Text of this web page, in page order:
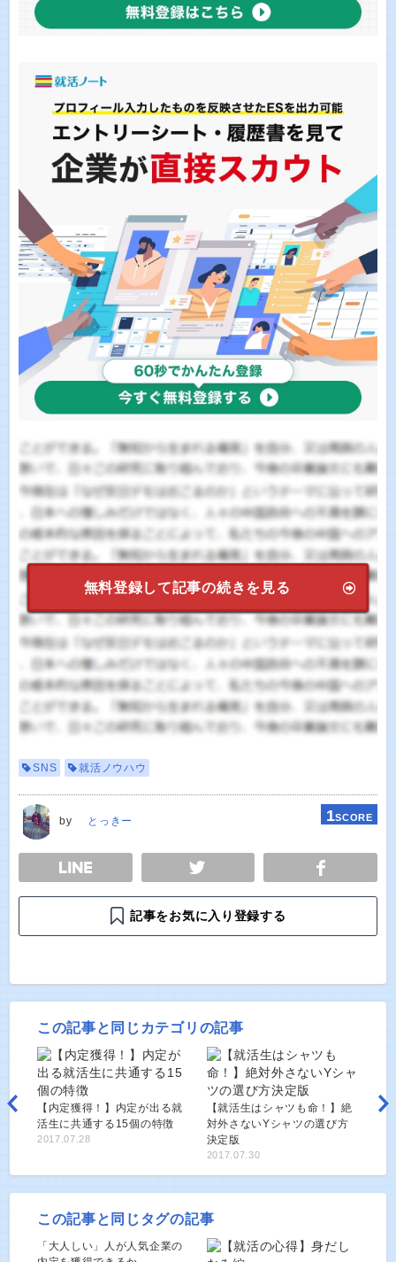
無料登録して記事の続きを見る
SNS 就活ノウハウ
by とっきー 1SCORE
TWEET
記事をお気に入り登録する
この記事と同じカテゴリの記事
【内定獲得！】内定が出る就
活生に共通する15個の特徴
2017.07.28
【就活生はシャツも命！】絶
対外さないYシャツの選び方
決定版
2017.07.30
この記事と同じタグの記事
「大人しい」人が人気企業の